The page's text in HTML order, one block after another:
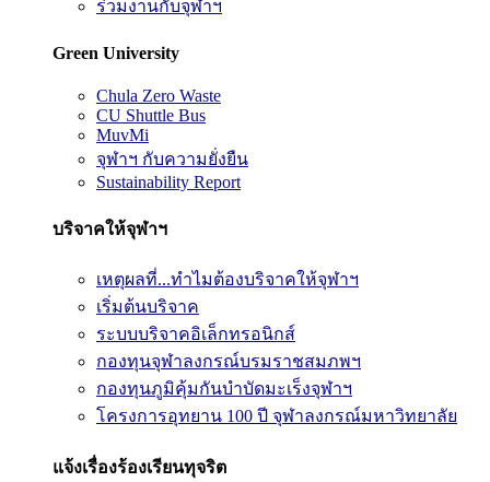
ร่วมงานกับจุฬาฯ
Green University
Chula Zero Waste
CU Shuttle Bus
MuvMi
จุฬาฯ กับความยั่งยืน
Sustainability Report
บริจาคให้จุฬาฯ
เหตุผลที่...ทำไมต้องบริจาคให้จุฬาฯ
เริ่มต้นบริจาค
ระบบบริจาคอิเล็กทรอนิกส์
กองทุนจุฬาลงกรณ์บรมราชสมภพฯ
กองทุนภูมิคุ้มกันบำบัดมะเร็งจุฬาฯ
โครงการอุทยาน 100 ปี จุฬาลงกรณ์มหาวิทยาลัย
แจ้งเรื่องร้องเรียนทุจริต